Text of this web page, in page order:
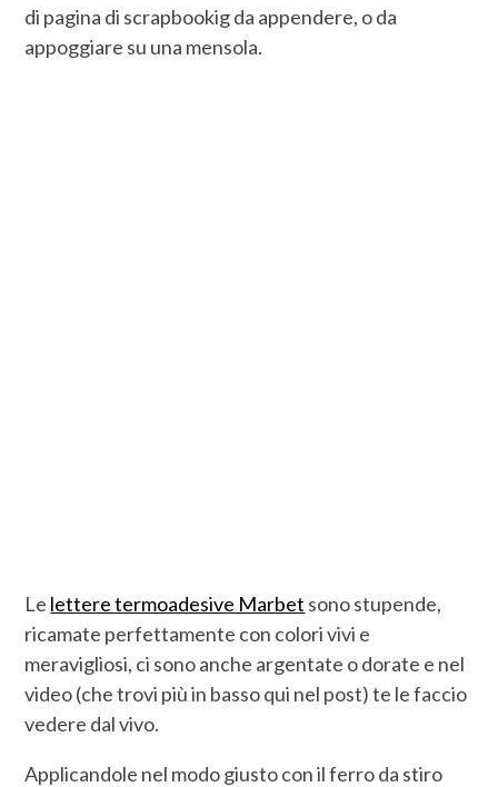
di pagina di scrapbookig da appendere, o da
appoggiare su una mensola.
Le lettere termoadesive Marbet sono stupende,
ricamate perfettamente con colori vivi e
meravigliosi, ci sono anche argentate o dorate e nel
video (che trovi più in basso qui nel post) te le faccio
vedere dal vivo.
Applicandole nel modo giusto con il ferro da stiro